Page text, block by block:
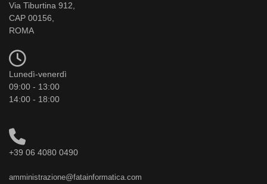
Via Tiburtina 912,
CAP 00156,
ROMA
Lunedì-venerdì
09:00 - 13:00
14:00 - 18:00
+39 06 4080 0490
amministrazione@fatainformatica.com